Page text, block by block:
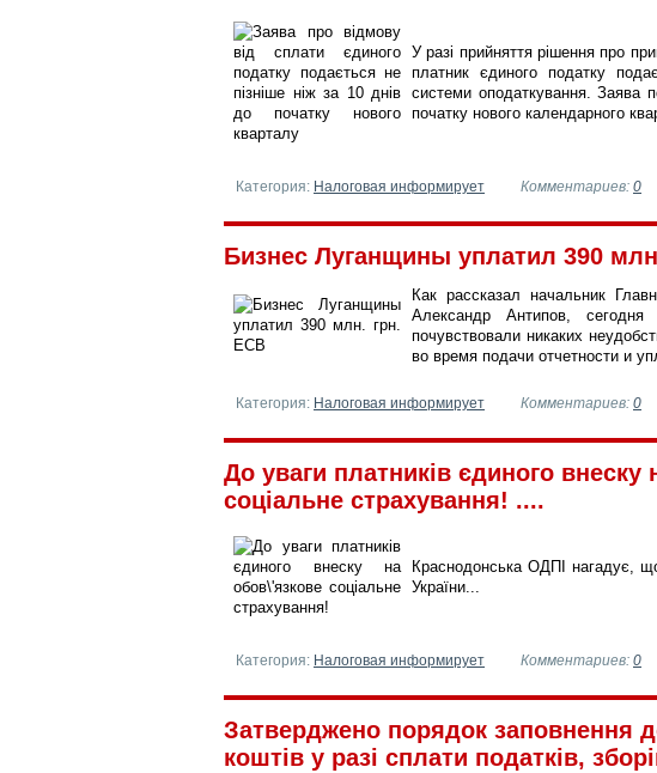
У разі прийняття рішення про
платник єдиного податку
системи оподаткування. Заява
початку нового календарного
Категория: Налоговая информирует Комментариев: 0
Бизнес Луганщины уплатил 390
Как рассказал начальник
Александр Антипов,
почувствовали никаких
во время подачи отчетности и
Категория: Налоговая информирует Комментариев: 0
До уваги платників єдиного внеску
соціальне страхування! ....
Краснодонська ОДПІ нагадує,
України...
Категория: Налоговая информирует Комментариев: 0
Затверджено порядок заповнення
коштів у разі сплати податків,